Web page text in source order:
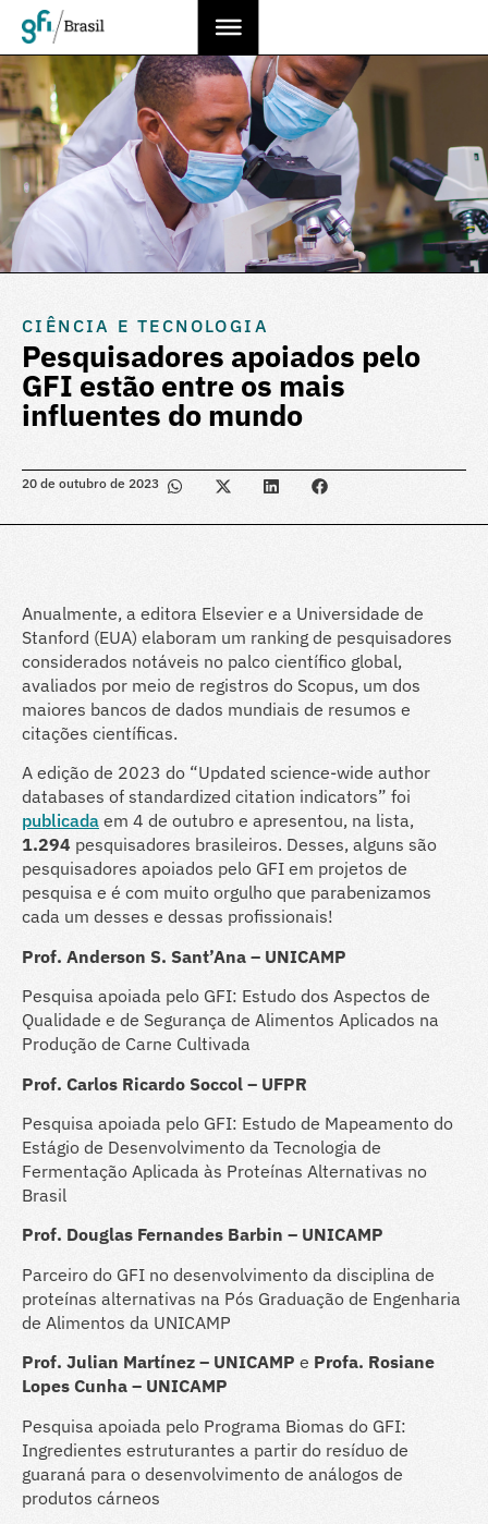
CIÊNCIA E TECNOLOGIA
Pesquisadores apoiados pelo
GFI estão entre os mais
influentes do mundo
20 de outubro de 2023
Anualmente, a editora Elsevier e a Universidade de
Stanford (EUA) elaboram um ranking de pesquisadores
considerados notáveis no palco científico global,
avaliados por meio de registros do Scopus, um dos
maiores bancos de dados mundiais de resumos e
citações científicas.
A edição de 2023 do “Updated science-wide author
databases of standardized citation indicators” foi
publicada em 4 de outubro e apresentou, na lista,
1.294 pesquisadores brasileiros. Desses, alguns são
pesquisadores apoiados pelo GFI em projetos de
pesquisa e é com muito orgulho que parabenizamos
cada um desses e dessas profissionais!
Prof. Anderson S. Sant’Ana – UNICAMP
Pesquisa apoiada pelo GFI: Estudo dos Aspectos de
Qualidade e de Segurança de Alimentos Aplicados na
Produção de Carne Cultivada
Prof. Carlos Ricardo Soccol – UFPR
Pesquisa apoiada pelo GFI: Estudo de Mapeamento do
Estágio de Desenvolvimento da Tecnologia de
Fermentação Aplicada às Proteínas Alternativas no
Brasil
Prof. Douglas Fernandes Barbin – UNICAMP
Parceiro do GFI no desenvolvimento da disciplina de
proteínas alternativas na Pós Graduação de Engenharia
de Alimentos da UNICAMP
Prof. Julian Martínez – UNICAMP e Profa. Rosiane
Lopes Cunha – UNICAMP
Pesquisa apoiada pelo Programa Biomas do GFI:
Ingredientes estruturantes a partir do resíduo de
guaraná para o desenvolvimento de análogos de
produtos cárneos